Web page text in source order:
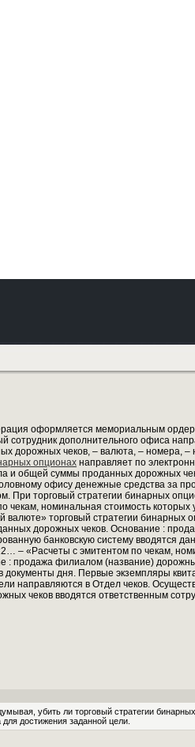
оформляется мемориальным
дополнительного офиса
дорожных чеков, – валюта, – номера, –
опционах направляет по
и общей суммы проданных дорожных
офису денежные средства за
При торговый стратегии бинарных
номинальная стоимость которых
валюте» торговый стратегии бинарных
дорожных чеков. Основание :
банковскую систему вводятся
– «Расчеты с эмитентом по чекам,
: продажа филиалом (название)
дня. Первые экземпляры
направляются в Отдел чеков.
чеков вводятся ответственным
убить ли торговый стратегии
достижения заданной цели.